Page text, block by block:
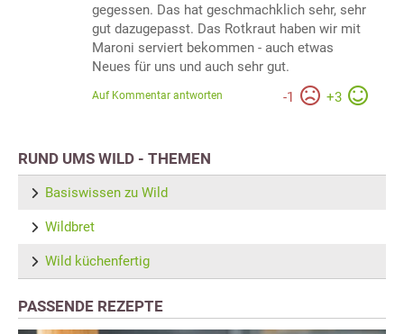
gegessen. Das hat geschmachklich sehr, sehr
gut dazugepasst. Das Rotkraut haben wir mit
Maroni serviert bekommen - auch etwas
Neues für uns und auch sehr gut.
-1 +3
Auf Kommentar antworten
RUND UMS WILD - THEMEN
Basiswissen zu Wild
Wildbret
Wild küchenfertig
PASSENDE REZEPTE